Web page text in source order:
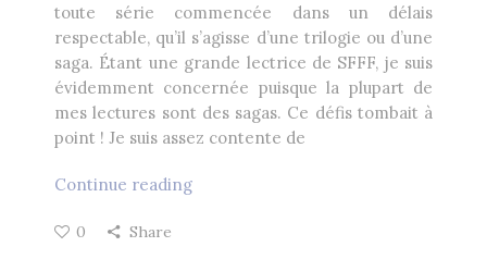
toute série commencée dans un délais
respectable, qu’il s’agisse d’une trilogie ou d’une
saga. Étant une grande lectrice de SFFF, je suis
évidemment concernée puisque la plupart de
mes lectures sont des sagas. Ce défis tombait à
point ! Je suis assez contente de
Continue reading
0 Share